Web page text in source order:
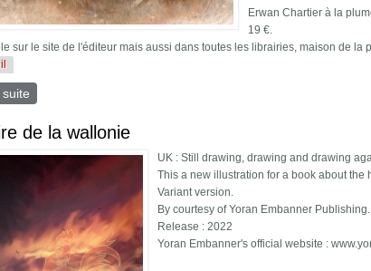
Erwan Chartier à la
19 €.
sur le site de l'éditeur mais aussi dans toutes les librairies, maison de la
de la wallonie
UK : Still drawing, drawing and drawing
This a new illustration for a book about
Variant version.
By courtesy of Yoran Embanner Publishing.
Release : 2022
Yoran Embanner's official website :